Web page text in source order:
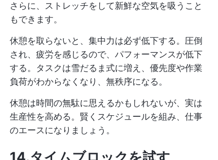
さらに、ストレッチをして新鮮な空気を吸うこと
もできます。
休憩を取らないと、集中力は必ず低下する。圧倒
され、疲労を感じるので、パフォーマンスが低下
する。タスクは雪だるま式に増え、優先度や作業
負荷がわからなくなり、無秩序になる。
休憩は時間の無駄に思えるかもしれないが、実は
生産性を高める。賢くスケジュールを組み、仕事
のエースになりましょう。